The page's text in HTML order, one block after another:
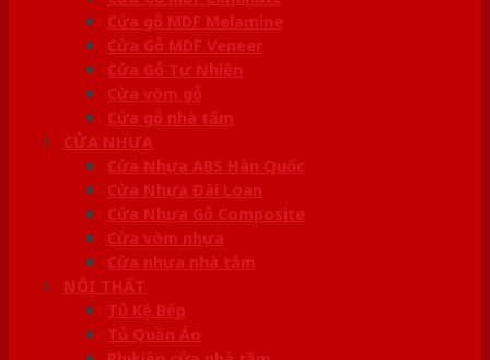
Cửa gỗ MDF Melamine
Cửa Gỗ MDF Veneer
Cửa Gỗ Tự Nhiên
Cửa vòm gỗ
Cửa gỗ nhà tắm
CỬA NHỰA
Cửa Nhựa ABS Hàn Quốc
Cửa Nhựa Đài Loan
Cửa Nhựa Gỗ Composite
Cửa vòm nhựa
Cửa nhựa nhà tắm
NỘI THẤT
Tủ Kệ Bếp
Tủ Quần Áo